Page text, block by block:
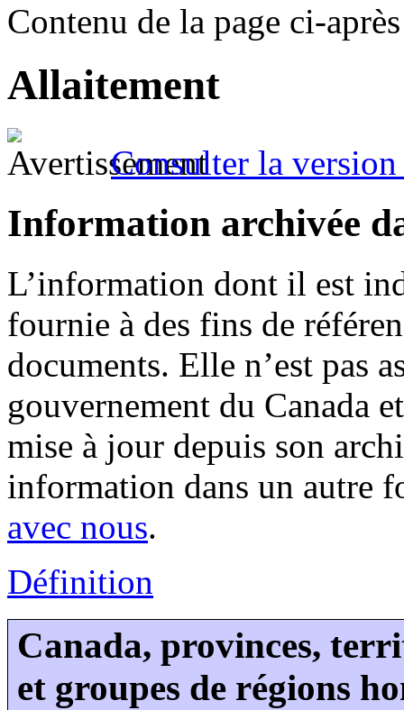
Contenu de la page ci-après
Allaitement
Consulter la
Information archivée
L’information dont il est
fournie à des fins de
documents. Elle n’est pas
gouvernement du Canada
mise à jour depuis son
information dans un autre
avec nous.
Définition
Canada, provinces,
et groupes de régions